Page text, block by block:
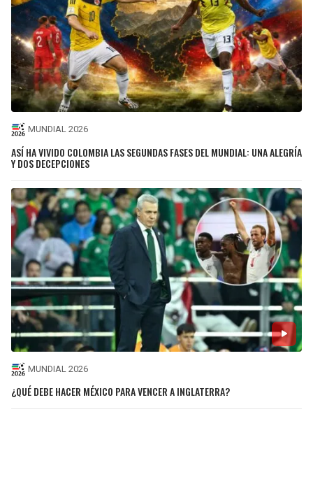
MUNDIAL 2026
ASÍ HA VIVIDO COLOMBIA LAS SEGUNDAS FASES DEL MUNDIAL: UNA ALEGRÍA
Y DOS DECEPCIONES
MUNDIAL 2026
¿QUÉ DEBE HACER MÉXICO PARA VENCER A INGLATERRA?